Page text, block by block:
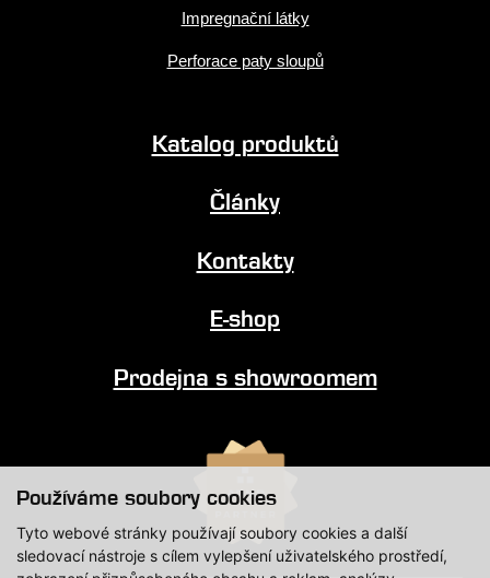
Používáme soubory cookies
Tyto webové stránky používají soubory cookies a další
sledovací nástroje s cílem vylepšení uživatelského prostředí,
Impregnační látky
Perforace paty sloupů
Katalog produktů
Články
Kontakty
E-shop
Prodejna s showroomem